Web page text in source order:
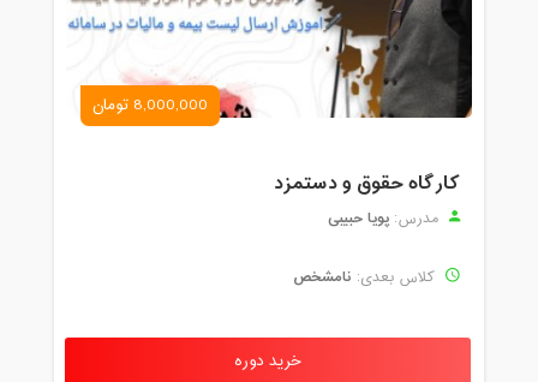
8,000,000 تومان
کارگاه حقوق و دستمزد
مدرس: پویا حبیبی
کلاس بعدی: نامشخص
خرید دوره